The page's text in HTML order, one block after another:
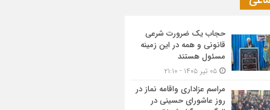
حجاب یک ضرورت شرعی
قانونی و همه در این زمینه
مسئول هستند
مراسم عزاداری واقامه نماز در
روز عاشورای حسینی در